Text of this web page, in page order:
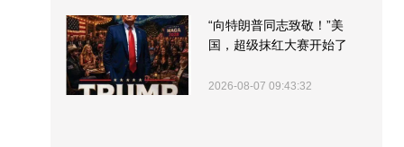
“向特朗普同志致敬！”美
国，超级抹红大赛开始了
2026-08-07 09:43:32